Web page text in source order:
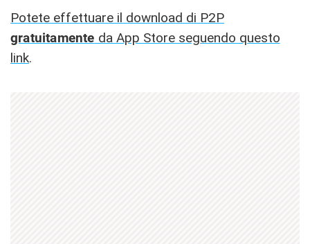
Potete effettuare il download di P2P
gratuitamente da App Store seguendo questo
link.